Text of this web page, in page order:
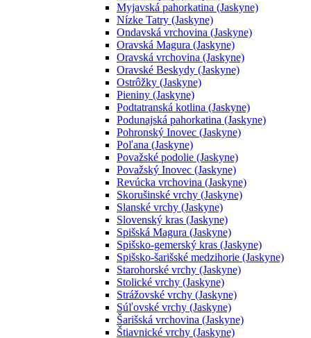
Myjavská pahorkatina (Jaskyne)
Nízke Tatry (Jaskyne)
Ondavská vrchovina (Jaskyne)
Oravská Magura (Jaskyne)
Oravská vrchovina (Jaskyne)
Oravské Beskydy (Jaskyne)
Ostrôžky (Jaskyne)
Pieniny (Jaskyne)
Podtatranská kotlina (Jaskyne)
Podunajská pahorkatina (Jaskyne)
Pohronský Inovec (Jaskyne)
Poľana (Jaskyne)
Považské podolie (Jaskyne)
Považský Inovec (Jaskyne)
Revúcka vrchovina (Jaskyne)
Skorušinské vrchy (Jaskyne)
Slanské vrchy (Jaskyne)
Slovenský kras (Jaskyne)
Spišská Magura (Jaskyne)
Spišsko-gemerský kras (Jaskyne)
Spišsko-šarišské medzihorie (Jaskyne)
Starohorské vrchy (Jaskyne)
Stolické vrchy (Jaskyne)
Strážovské vrchy (Jaskyne)
Súľovské vrchy (Jaskyne)
Šarišská vrchovina (Jaskyne)
Štiavnické vrchy (Jaskyne)